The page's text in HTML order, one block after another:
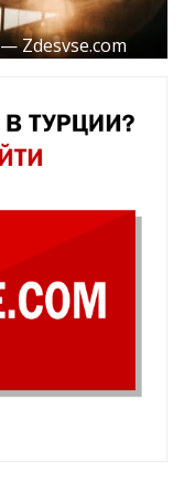
Zdesvse.com